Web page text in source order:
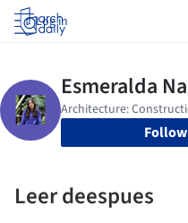
Log in
Follow
Leer deespues